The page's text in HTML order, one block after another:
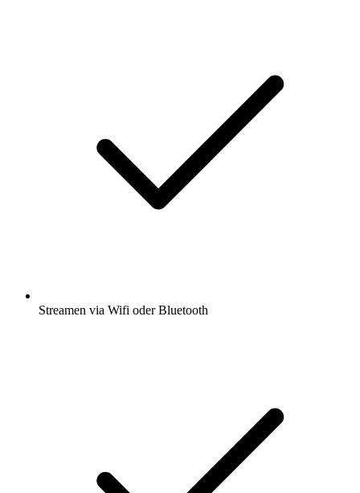
Streamen via Wifi oder Bluetooth